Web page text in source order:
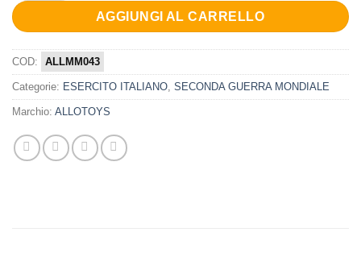
AGGIUNGI AL CARRELLO
COD: ALLMM043
Categorie: ESERCITO ITALIANO, SECONDA GUERRA MONDIALE
Marchio: ALLOTOYS